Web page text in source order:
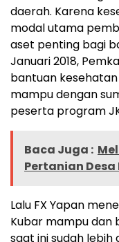
daerah. Karena
modal utama
aset penting bagi
Januari 2018,
bantuan
mampu dengan
peserta program
Baca Juga :
Pertanian
Lalu FX Yapan
Kubar mampu dan
saat ini sudah